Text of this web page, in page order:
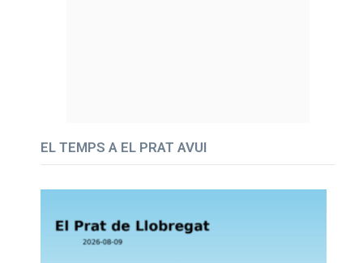
EL TEMPS A EL PRAT AVUI